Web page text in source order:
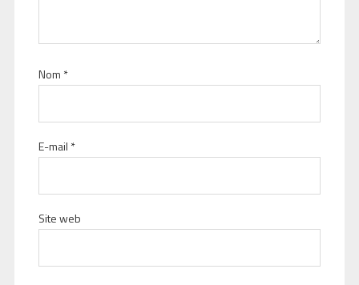
Nom *
E-mail *
Site web